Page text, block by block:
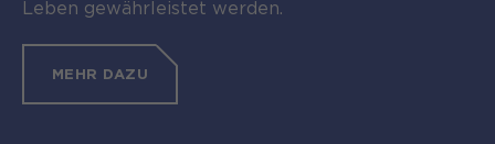
Leben gewährleistet werden.
MEHR DAZU